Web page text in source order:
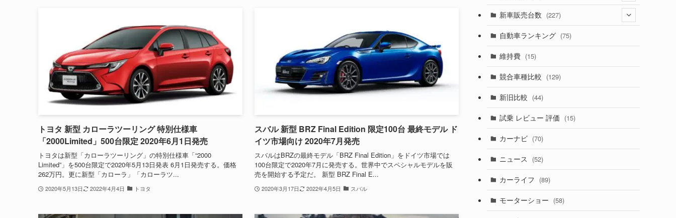
トヨタ 新型 カローラツーリング 特別仕様車
「2000Limited」500台限定 2020年6月1日発売
トヨタは新型「カローラツーリング」の特別仕様車「“2000
Limited”」を500台限定で2020年5月13日発表 6月1日発売する。価格
262万円。更に新型「カローラ」「カローラツ...
2020年5月13日 2022年4月4日 トヨタ
スバル 新型 BRZ Final Edition 限定100台 最終モデル ド
イツ市場向け 2020年7月発売
スバルはBRZの最終モデル「BRZ Final Edition」をドイツ市場では
100台限定で2020年7月に発売する。世界中でスペシャルモデルを販
売を開始する予定だ。 新型 BRZ Final E...
2020年3月17日 2022年4月5日 スバル
(526)
(357)
(328)
(194)
(230)
(253)
(188)
(242)
(85)
(84)
(14)
(222)
(50)
(43)
(6)
(9)
(58)
(28)
(27)
(26)
(28)
(8)
(3)
(3)
(5)
(1)
新車販売台数 (227)
(21)
(5)
(7)
(5)
(8)
自動車ランキング (75)
維持費 (15)
競合車種比較 (129)
新旧比較 (44)
試乗 レビュー 評価 (15)
カーナビ (70)
ニュース (52)
カーライフ (89)
モーターショー (58)